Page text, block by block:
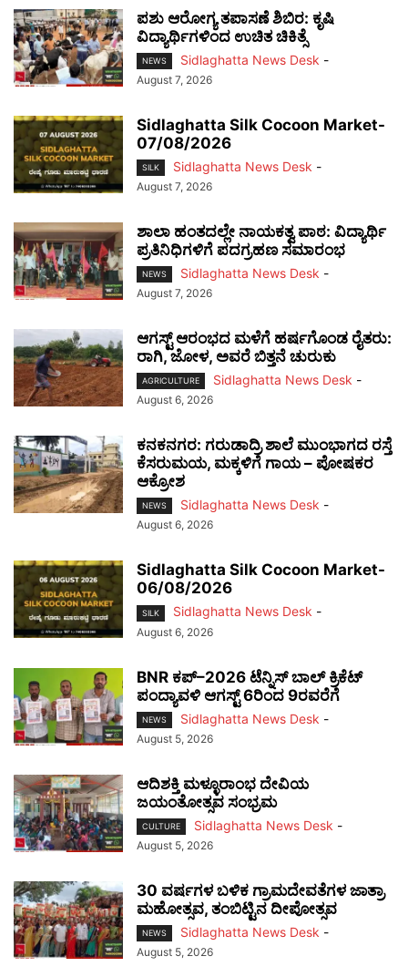
ಪಶು ಆರೋಗ್ಯ ತಪಾಸಣೆ ಶಿಬಿರ: ಕೃಷಿ
ವಿದ್ಯಾರ್ಥಿಗಳಿಂದ ಉಚಿತ ಚಿಕಿತ್ಸೆ
NEWS Sidlaghatta News Desk -
August 7, 2026
Sidlaghatta Silk Cocoon Market-
07/08/2026
SILK Sidlaghatta News Desk -
August 7, 2026
ಶಾಲಾ ಹಂತದಲ್ಲೇ ನಾಯಕತ್ವ ಪಾಠ: ವಿದ್ಯಾರ್ಥಿ
ಪ್ರತಿನಿಧಿಗಳಿಗೆ ಪದಗ್ರಹಣ ಸಮಾರಂಭ
NEWS Sidlaghatta News Desk -
August 7, 2026
ಆಗಸ್ಟ್ ಆರಂಭದ ಮಳೆಗೆ ಹರ್ಷಗೊಂಡ ರೈತರು:
ರಾಗಿ, ಜೋಳ, ಅವರೆ ಬಿತ್ತನೆ ಚುರುಕು
AGRICULTURE Sidlaghatta News Desk -
August 6, 2026
ಕನಕನಗರ: ಗರುಡಾದ್ರಿ ಶಾಲೆ ಮುಂಭಾಗದ ರಸ್ತೆ
ಕೆಸರುಮಯ, ಮಕ್ಕಳಿಗೆ ಗಾಯ – ಪೋಷಕರ
ಆಕ್ರೋಶ
NEWS Sidlaghatta News Desk -
August 6, 2026
Sidlaghatta Silk Cocoon Market-
06/08/2026
SILK Sidlaghatta News Desk -
August 6, 2026
BNR ಕಪ್–2026 ಟೆನ್ನಿಸ್ ಬಾಲ್ ಕ್ರಿಕೆಟ್
ಪಂದ್ಯಾವಳಿ ಆಗಸ್ಟ್ 6ರಿಂದ 9ರವರೆಗೆ
NEWS Sidlaghatta News Desk -
August 5, 2026
ಆದಿಶಕ್ತಿ ಮಳ್ಳೂರಾಂಭ ದೇವಿಯ
ಜಯಂತೋತ್ಸವ ಸಂಭ್ರಮ
CULTURE Sidlaghatta News Desk -
August 5, 2026
30 ವರ್ಷಗಳ ಬಳಿಕ ಗ್ರಾಮದೇವತೆಗಳ ಜಾತ್ರಾ
ಮಹೋತ್ಸವ, ತಂಬಿಟ್ಟಿನ ದೀಪೋತ್ಸವ
NEWS Sidlaghatta News Desk -
August 5, 2026